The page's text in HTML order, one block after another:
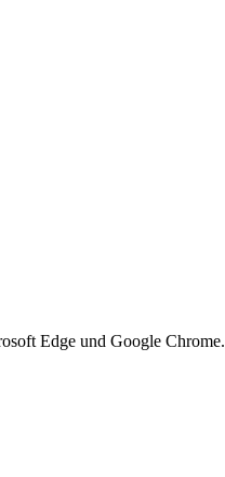
Edge und Google Chrome.